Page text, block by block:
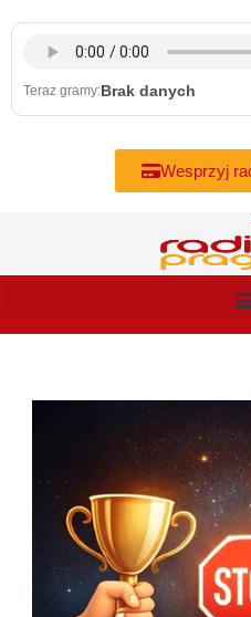
content
Teraz gramy:Brak danych
Wesprzyj